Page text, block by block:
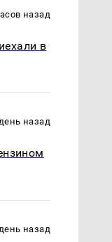
Химках на
напали и
назад
в
назад
день назад